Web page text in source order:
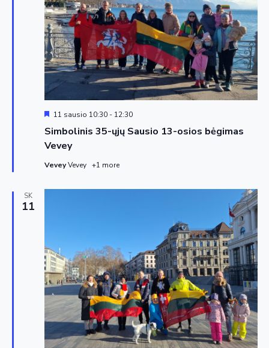
Simbolinis 35-ųjų Sausio 13-osios bėgimas
Vevey
Siūloma
11 sausio 10:30- 12:30
VeveyVevey +1 more
SK
11